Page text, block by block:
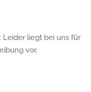
Leider liegt bei uns für
vor.